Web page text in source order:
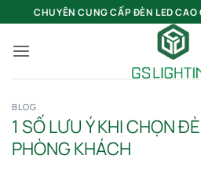
qua
nội
CHUYÊN CUNG CẤP ĐÈN LED
BLOG
1 SỐ LƯU Ý KHI CHỌN
PHÒNG KHÁCH